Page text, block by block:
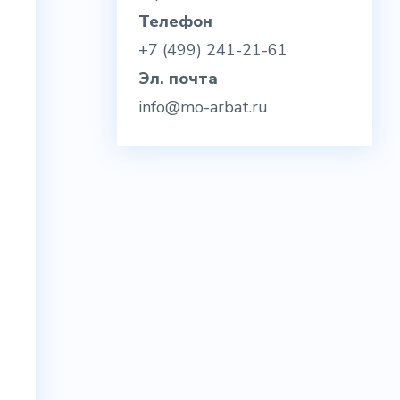
Телефон
+7 (499) 241-21-61
Эл. почта
info@mo-arbat.ru